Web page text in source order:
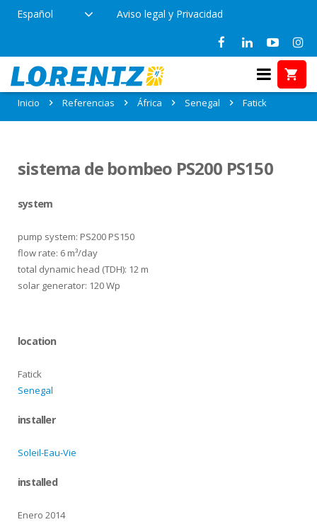
Español Aviso legal y Privacidad
Referencias en Fatick, Senegal
Inicio Referencias África Senegal Fatick
sistema de bombeo PS200 PS150
system
pump system: PS200 PS150
flow rate: 6 m³/day
total dynamic head (TDH): 12 m
solar generator: 120 Wp
location
Fatick
Senegal
installer
Soleil-Eau-Vie
installed
Enero 2014